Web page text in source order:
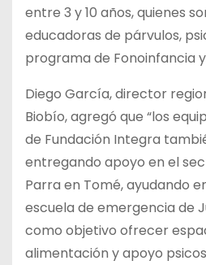
entre 3 y 10 años, quienes
educadoras de párvulos,
programa de Fonoinfancia
Diego García, director
Biobío, agregó que “los
de Fundación Integra
entregando apoyo en el
Parra en Tomé, ayudando
escuela de emergencia de
como objetivo ofrecer
alimentación y apoyo